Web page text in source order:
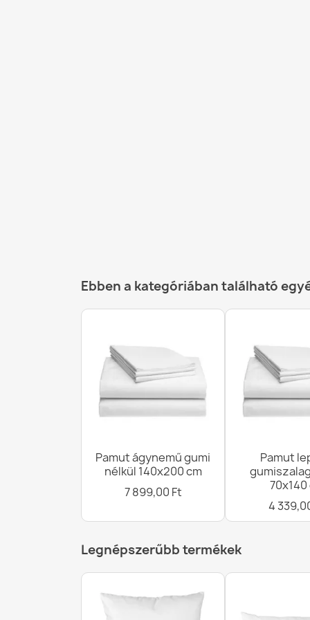
Ebben a kategóriában található
Pamut ágynemű gumi
nélkül 140x200 cm
7 899,00 Ft
Pamut
70x140
4
Legnépszerűbb termékek